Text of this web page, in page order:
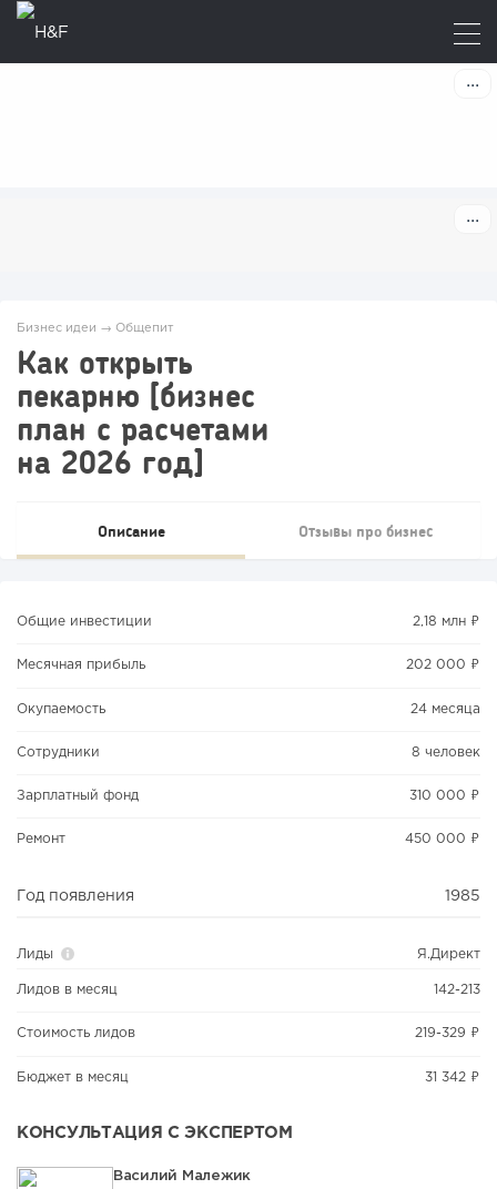
Бизнес идеи → Общепит
Как открыть
пекарню [бизнес
план с расчетами
на 2026 год]
Описание Отзывы про бизнес
Общие инвестиции 2,18 млн ₽
Месячная прибыль 202 000 ₽
Окупаемость 24 месяца
Сотрудники 8 человек
Зарплатный фонд 310 000 ₽
Ремонт 450 000 ₽
Год появления 1985
Лиды Я.Директ
Лидов в месяц 142-213
Стоимость лидов 219-329 ₽
Бюджет в месяц 31 342 ₽
КОНСУЛЬТАЦИЯ С ЭКСПЕРТОМ
Василий Малежик